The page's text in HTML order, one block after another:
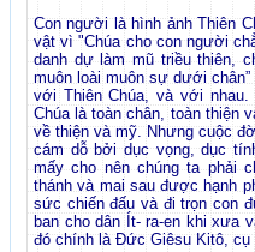
Con người là hình ảnh Thiên
vật vì "Chúa cho con người
danh dự làm mũ triều thiên,
muôn loài muôn sự dưới
với Thiên Chúa, và với
Chúa là toàn chân, toàn thiện
về thiện và mỹ. Nhưng cuộc
cám dỗ bởi dục vọng, dục
mấy cho nên chúng ta phải
thánh và mai sau được hạnh
sức chiến đấu và đi trọn con
ban cho dân Ít- ra-en khi xưa
đó chính là Đức Giêsu Kitô,